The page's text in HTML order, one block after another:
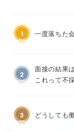
1 一度落ちた
2
面接の結果
これって不
3 どうしても